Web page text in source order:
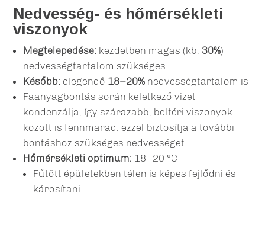
Nedvesség- és hőmérsékleti
viszonyok
Megtelepedése: kezdetben magas (kb. 30%)
nedvességtartalom szükséges
Később: elegendő 18–20% nedvességtartalom is
Faanyagbontás során keletkező vizet
kondenzálja, így szárazabb, beltéri viszonyok
között is fennmarad: ezzel biztosítja a további
bontáshoz szükséges nedvességet
Hőmérsékleti optimum: 18–20 °C
Fűtött épületekben télen is képes fejlődni és
károsítani